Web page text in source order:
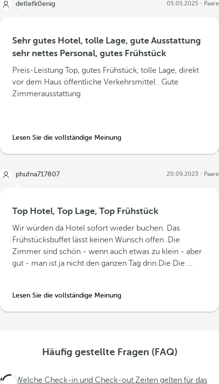
detlefk0enig 05.05.2025 Paare
Sehr gutes Hotel, tolle Lage, gute Ausstattung
sehr nettes Personal, gutes Frühstück
Preis-Leistung Top, gutes Frühstück, tolle Lage, direkt
vor dem Haus öffentliche Verkehrsmittel . Gute
Zimmerausstattung
Lesen Sie die vollständige Meinung
phufna717807 20.09.2023 Paare
Top Hotel, Top Lage, Top Frühstück
Wir würden da Hotel sofort wieder buchen. Das
Frühstücksbuffet lässt keinen Wunsch offen .Die
Zimmer sind schön - wenn auch etwas zu klein - aber
gut - man ist ja nicht den ganzen Tag drin.Die Die ...
Lesen Sie die vollständige Meinung
Häufig gestellte Fragen (FAQ)
Welche Check-in und Check-out Zeiten gelten für das